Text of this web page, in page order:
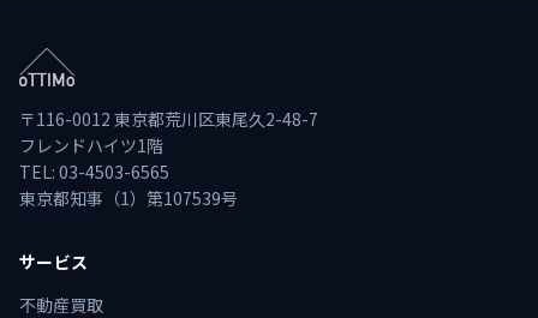
〒116-0012 東京都荒川区東尾久2-48-7
フレンドハイツ1階
TEL: 03-4503-6565
東京都知事（1）第107539号
サービス
不動産買取